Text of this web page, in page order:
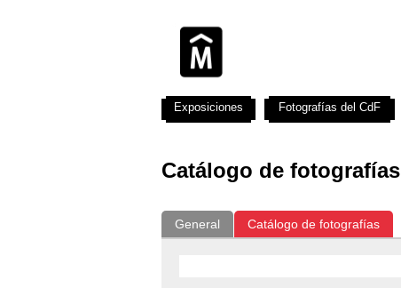
Catálogo de fotografías
General Catálogo de fotografías
Exposiciones Fotografías del CdF